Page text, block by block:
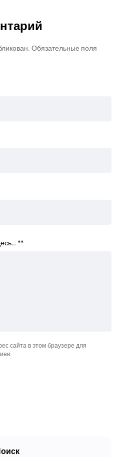
Обязательные поля
**
сайта в этом браузере для